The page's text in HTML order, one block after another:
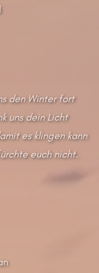
den Winter fort
uns dein Licht
es klingen kann
euch nicht.